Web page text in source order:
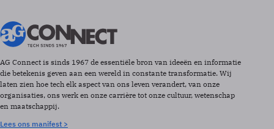
AG Connect is sinds 1967 de essentiële bron van ideeën en informatie
die betekenis geven aan een wereld in constante transformatie. Wij
laten zien hoe tech elk aspect van ons leven verandert, van onze
organisaties, ons werk en onze carrière tot onze cultuur, wetenschap
en maatschappij.
Lees ons manifest >